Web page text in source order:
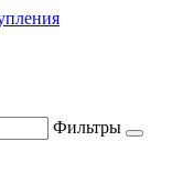
Фильтры